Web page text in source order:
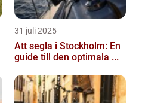
31 juli 2025
Att segla i Stockholm: En
guide till den optimala ...